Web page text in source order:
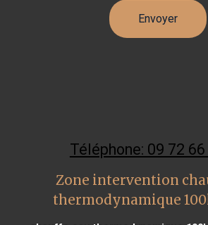
Téléphone: 09 72
Zone intervention
thermodynamique